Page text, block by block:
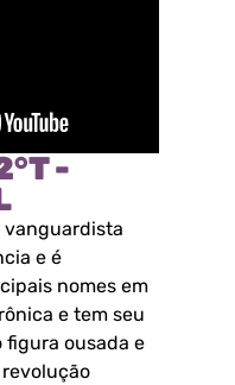
-
vanguardista
e é
nomes em
e tem seu
ousada e